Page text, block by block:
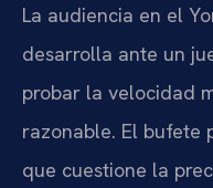
La audiencia en el
desarrolla ante un
probar la velocidad
razonable. El bufete
que cuestione la